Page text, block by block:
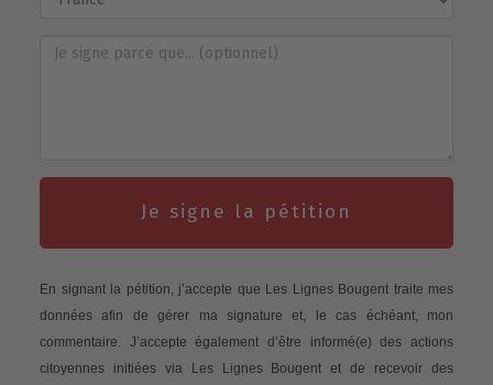
Je signe la pétition
En signant la pétition, j’accepte que Les Lignes Bougent traite mes
données afin de gérer ma signature et, le cas échéant, mon
commentaire. J’accepte également d’être informé(e) des actions
citoyennes initiées via Les Lignes Bougent et de recevoir des